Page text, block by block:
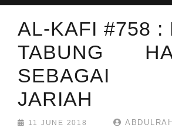
AL-KAFI #758 :
TABUNG
SEBAGAI
JARIAH
11 JUNE 2018